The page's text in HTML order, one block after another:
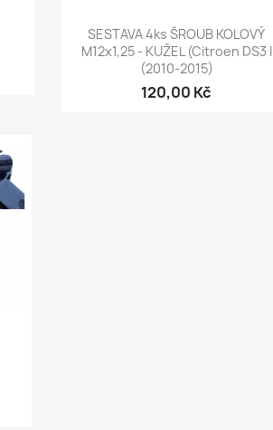
Rychlý náhled
SESTAVA 4ks ŠROUB KOLOVÝ
M12x1,25 - KUŽEL (Citroen DS3 I
(2010-2015)
120,00 Kč